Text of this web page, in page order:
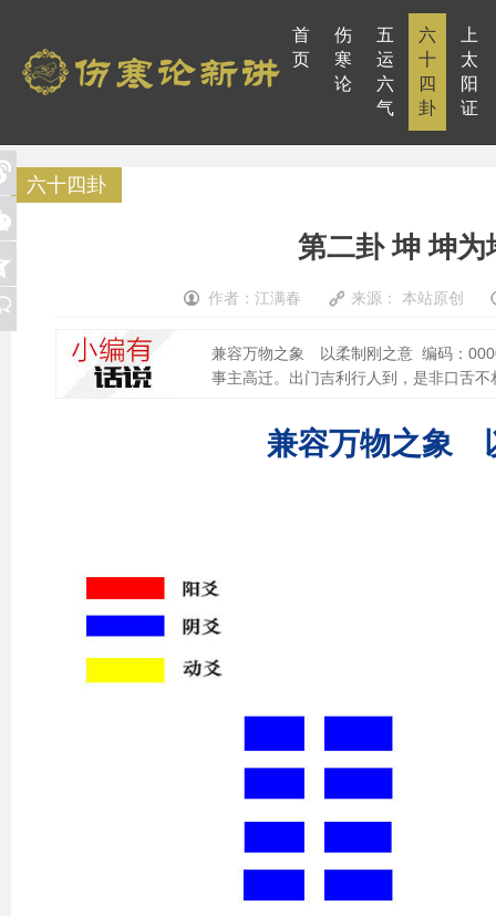
首
页
伤
寒
论
五
运
六
气
六
十
四
卦
上
太
阳
证
六十四卦
第二卦 坤 坤
作者：江满春 来源： 本站原创
兼容万物之象 以柔制刚之意 编码：
事主高迁。出门吉利行人到，是非口舌
兼容万物之象